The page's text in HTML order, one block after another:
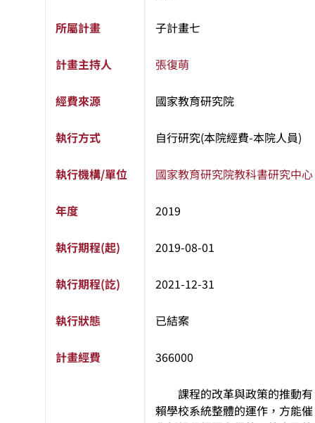
所屬計畫 子計畫七
計畫主持人 張復萌
經費來源 國家教育研究院
執行方式 自行研究(本院經費-本院人員)
執行機構/單位 國家教育研究院教科書研究中心
年度 2019
執行期程(起) 2019-08-01
執行期程(訖) 2021-12-31
執行狀態 已結案
計畫經費 366000
課程的改革與政策的推動有
賴學校系統整體的運作，方能催